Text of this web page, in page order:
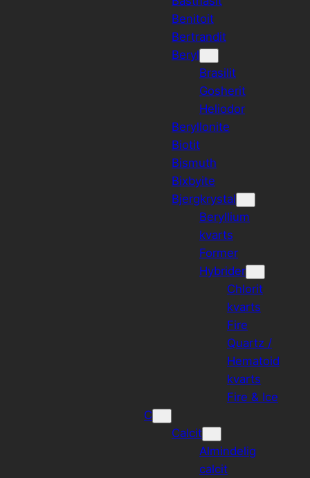
Benitoit
Bertrandit
Beryl
Brasilit
Gosherit
Heliodor
Beryllonite
Biotit
Bismuth
Bixbyite
Bjergkrystal
Beryllium
kvarts
Former
Hybrider
Chlorit
kvarts
Fire
Quartz /
Hematoid
kvarts
Fire & Ice
C
Calcit
Almindelig
calcit